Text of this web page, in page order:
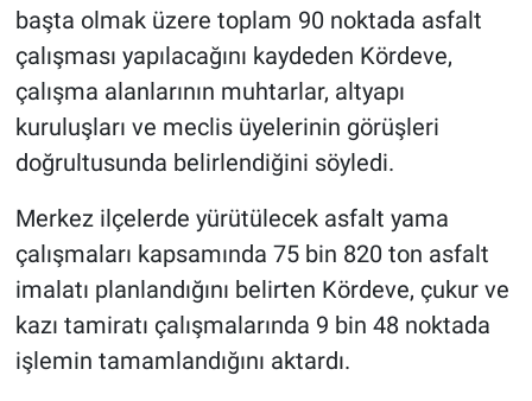
başta olmak üzere toplam 90 noktada asfalt
çalışması yapılacağını kaydeden Kördeve,
çalışma alanlarının muhtarlar, altyapı
kuruluşları ve meclis üyelerinin görüşleri
doğrultusunda belirlendiğini söyledi.
Merkez ilçelerde yürütülecek asfalt yama
çalışmaları kapsamında 75 bin 820 ton asfalt
imalatı planlandığını belirten Kördeve, çukur ve
kazı tamiratı çalışmalarında 9 bin 48 noktada
işlemin tamamlandığını aktardı.